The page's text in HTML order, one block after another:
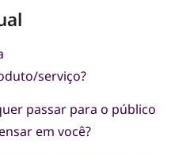
serviço?
passar para o público
em você?